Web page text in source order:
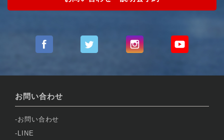
お問い合わせ
お問い合わせ
LINE